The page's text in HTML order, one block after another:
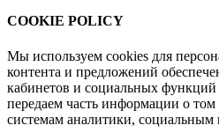
COOKIE POLICY
Мы используем cookies для
контента и предложений
кабинетов и социальных
передаем часть информации о том
системам аналитики,